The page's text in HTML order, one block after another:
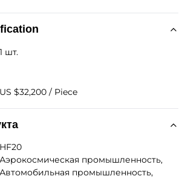
1 шт.
US $32,200 / Piece
HF20
Аэрокосмическая промышленность,
Автомобильная промышленность,